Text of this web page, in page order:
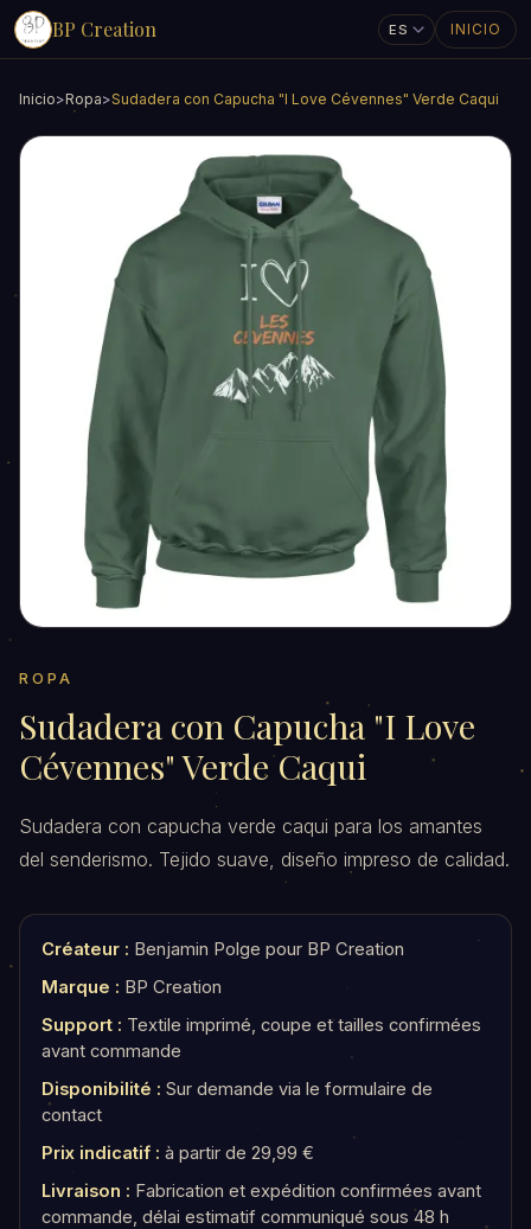
BP Creation INICIO
Inicio>Ropa>Sudadera con Capucha "I Love Cévennes" Verde Caqui
ROPA
Sudadera con Capucha "I Love
Cévennes" Verde Caqui
Sudadera con capucha verde caqui para los amantes
del senderismo. Tejido suave, diseño impreso de calidad.
Créateur : Benjamin Polge pour BP Creation
Marque : BP Creation
Support : Textile imprimé, coupe et tailles confirmées
avant commande
Disponibilité : Sur demande via le formulaire de
contact
Prix indicatif : à partir de 29,99 €
Livraison : Fabrication et expédition confirmées avant
commande, délai estimatif communiqué sous 48 h